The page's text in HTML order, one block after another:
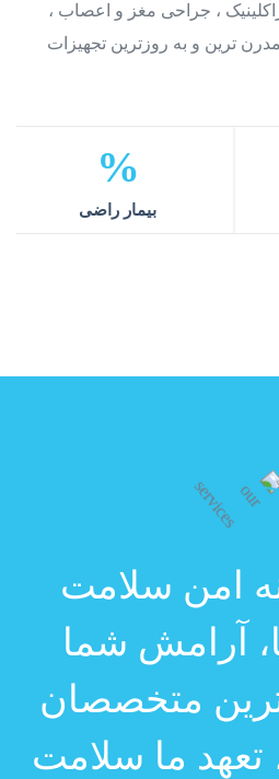
، جراحی مغز و اعصاب ،
مدرن ترین و به روزترین تجهیزات
%
بیمارراضی
امن سلامت
آرامش شما
متخصصان
تعهد ما سلامت